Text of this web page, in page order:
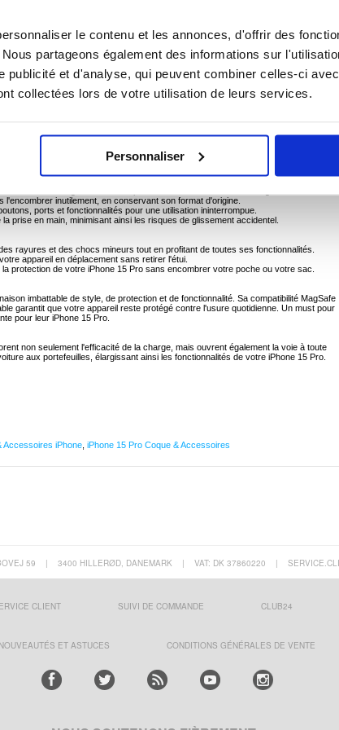
le contenu et les annonces, d'offrir des
partageons également des informations sur
publicité et d'analyse, qui peuvent combiner celles-ci
collectées lors de votre utilisation de leurs services.
Personnaliser
15 Pro
flexibilité, durabilité et design ergonomique pour offrir une protection supérieure
Fabriqué à partir d'un matériau TPU de première qualité, cet étui léger offre
et l'usure quotidienne.
l'étui FlexAir permet la recharge sans fil sans qu'il soit nécessaire de retirer le
et sans souci. L'ajustement précis garantit un accès total à tous les ports et à
offre une prise sûre, réduisant ainsi le risque de chutes accidentelles.
et la commodité, l'étui FlexAir conserve son apparence élégante et garantit que
TPU de haute qualité, l'étui résiste aux rayures, à l'abrasion et aux dommages
une recharge sans fil transparente avec les accessoires MagSafe.
inutilement, en conservant son format d'origine.
ports et fonctionnalités pour une utilisation ininterrompue.
prise en main, minimisant ainsi les risques de glissement accidentel.
rayures et des chocs mineurs tout en profitant de toutes ses fonctionnalités.
appareil en déplacement sans retirer l'étui.
protection de votre iPhone 15 Pro sans encombrer votre poche ou votre sac.
imbattable de style, de protection et de fonctionnalité. Sa compatibilité MagSafe
garantit que votre appareil reste protégé contre l'usure quotidienne. Un must pour
pour leur iPhone 15 Pro.
non seulement l'efficacité de la charge, mais ouvrent également la voie à toute
aux portefeuilles, élargissant ainsi les fonctionnalités de votre iPhone 15 Pro.
Accessoires iPhone iPhone 15 Pro Coque & Accessoires
59 | 3400 HILLERØD, DANEMARK | VAT: DK 37860220 |
CLIENT SUIVI DE COMMANDE CLUB24
NOUVEAUTÉS ET ASTUCES CONDITIONS GÉNÉRALES DE VENTE